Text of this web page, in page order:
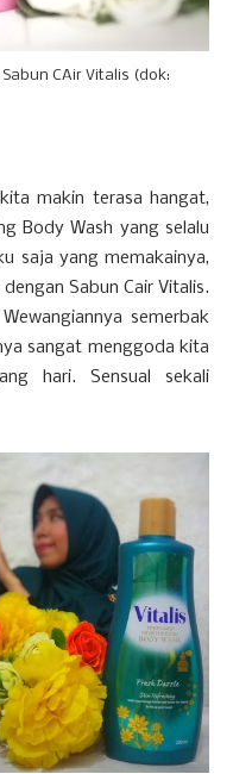
CAir Vitalis (dok:
makin terasa hangat,
Body Wash yang selalu
saja yang memakainya,
Sabun Cair Vitalis.
semerbak
sangat menggoda kita
hari. Sensual sekali